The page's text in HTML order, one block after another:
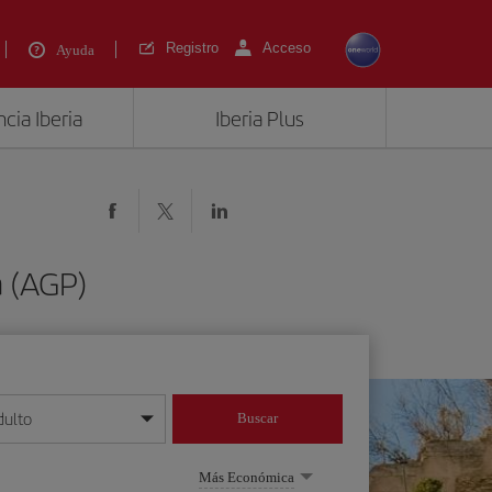
Ayuda Registro Acceso
Iberia Iberia Plus
mes/año
Buscar
Más Económica